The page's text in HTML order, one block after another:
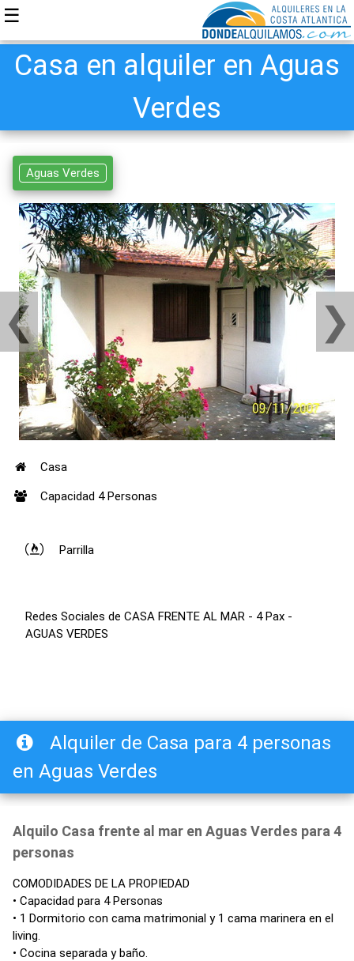
☰
Casa en alquiler en Aguas
Verdes
Aguas Verdes
❮ ❯
Casa
Capacidad 4 Personas
Parrilla
Redes Sociales de CASA FRENTE AL MAR - 4 Pax -
AGUAS VERDES
Alquiler de Casa para 4 personas
en Aguas Verdes
Alquilo Casa frente al mar en Aguas Verdes para 4
personas
COMODIDADES DE LA PROPIEDAD
• Capacidad para 4 Personas
• 1 Dormitorio con cama matrimonial y 1 cama marinera en el
living.
• Cocina separada y baño.